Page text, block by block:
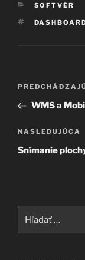
KATEGÓRIE
SOFTVÉR
ZNAČKY
Navigácia
článku
Predchádzajúci
článokWMS a
Ďalší
článok
NASLEDUJÚCA
Snímanie